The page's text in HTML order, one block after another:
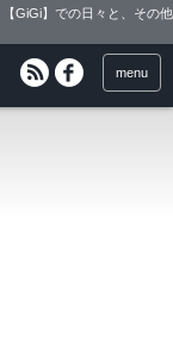
GiGi】での日々と、その他
menu